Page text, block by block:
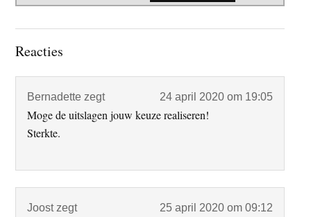
Lees
Reacties
Bernadette zegt 24 april 2020 om 19:05
Moge de uitslagen jouw keuze realiseren!
Sterkte.
Joost zegt 25 april 2020 om 09:12